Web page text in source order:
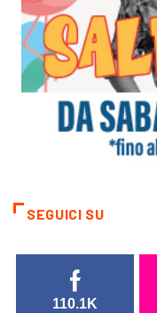
SEGUICI SU
110.1K